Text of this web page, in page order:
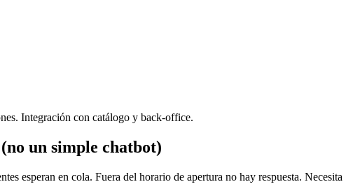
Integración con catálogo y back-office.
un simple chatbot)
esperan en cola. Fuera del horario de apertura no hay respuesta. Necesita